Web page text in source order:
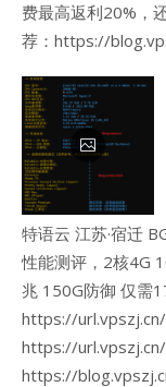
费最高返利20%，
荐：https://
特语云 江苏·宿迁
性能测评，2核4G
兆 150G防御 仅需
https://url.vpszj.cn/
https://url.vpszj.cn/
https://